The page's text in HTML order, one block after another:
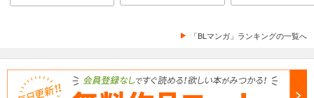
「BLマンガ」ランキングの一覧へ